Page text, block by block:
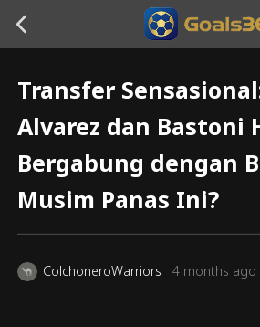
Transfer
Alvarez dan Bastoni
Bergabung dengan
Musim Panas Ini?
ColchoneroWarriors 4 months ago